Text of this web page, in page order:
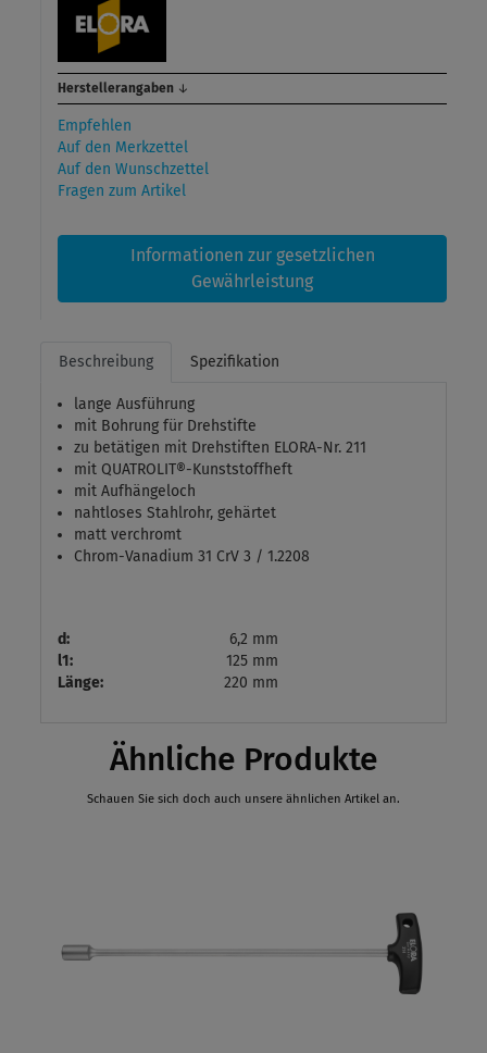
Herstellerangaben ↓
Empfehlen
Auf den Merkzettel
Auf den Wunschzettel
Fragen zum Artikel
Informationen zur gesetzlichen
Gewährleistung
Beschreibung Spezifikation
lange Ausführung
mit Bohrung für Drehstifte
zu betätigen mit Drehstiften ELORA-Nr. 211
mit QUATROLIT®-Kunststoffheft
mit Aufhängeloch
nahtloses Stahlrohr, gehärtet
matt verchromt
Chrom-Vanadium 31 CrV 3 / 1.2208
d:
6,2 mm
l1:
125 mm
Länge:
220 mm
Ähnliche Produkte
Schauen Sie sich doch auch unsere ähnlichen Artikel an.